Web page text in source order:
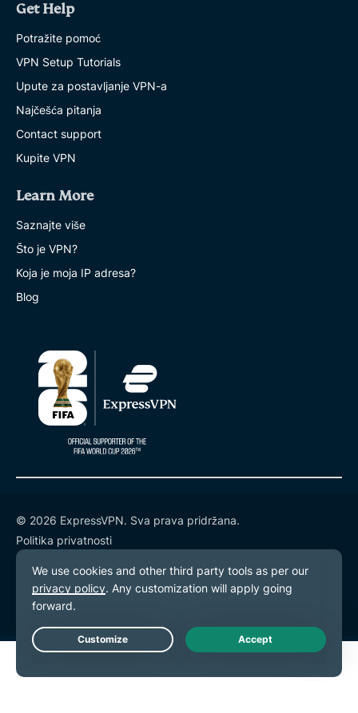
Get Help
Potražite pomoć
VPN Setup Tutorials
Upute za postavljanje VPN-a
Najčešća pitanja
Contact support
Kupite VPN
Learn More
Saznajte više
Što je VPN?
Koja je moja IP adresa?
Blog
© 2026 ExpressVPN. Sva prava pridržana.
Politika privatnosti
Uvjeti korištenja
Postavke kolačića
Live Chat